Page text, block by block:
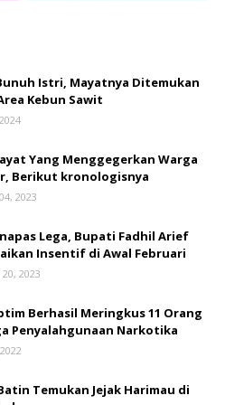
Istri, Mayatnya Ditemukan
Kebun Sawit
Yang Menggegerkan Warga
Berikut kronologisnya
2023
Lega, Bupati Fadhil Arief
Insentif di Awal Februari
2023
Berhasil Meringkus 11 Orang
Penyalahgunaan Narkotika
Temukan Jejak Harimau di